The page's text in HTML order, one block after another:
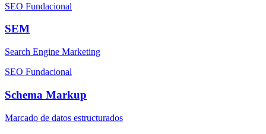
SEO Fundacional
SEM
Search Engine Marketing
SEO Fundacional
Schema Markup
Marcado de datos estructurados